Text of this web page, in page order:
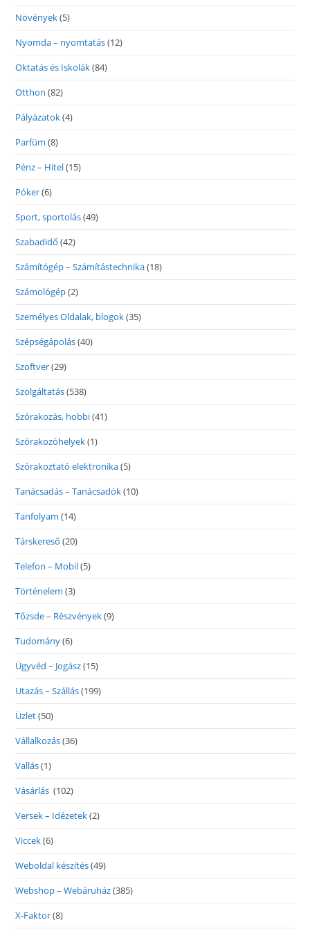
Növények(5)
Nyomda – nyomtatás(12)
Oktatás és Iskolák(84)
Otthon (82)
Pályázatok(4)
Parfüm (8)
Pénz – Hitel(15)
Póker(6)
Sport, sportolás(49)
Szabadidő (42)
Számítógép – Számítástechnika(18)
Számológép(2)
Személyes Oldalak, blogok(35)
Szépségápolás(40)
Szoftver(29)
Szolgáltatás(538)
Szórakozás, hobbi(41)
Szórakozóhelyek(1)
Szórakoztató elektronika(5)
Tanácsadás – Tanácsadók(10)
Tanfolyam (14)
Társkereső (20)
Telefon – Mobil(5)
Történelem (3)
Tőzsde – Részvények(9)
Tudomány(6)
Ügyvéd – Jogász(15)
Utazás – Szállás(199)
Üzlet(50)
Vállalkozás(36)
Vallás(1)
Vásárlás (102)
Versek – Idézetek(2)
Viccek(6)
Weboldal készítés(49)
Webshop – Webáruház(385)
X-Faktor(8)